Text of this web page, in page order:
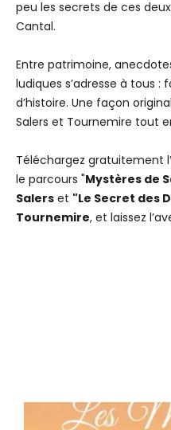
peu les secrets de ces
Cantal.
Entre patrimoine,
ludiques s’adresse à tous
d’histoire. Une façon
Salers et Tournemire tout
Téléchargez gratuitement
le parcours "Mystères de
Salers et "Le Secret des
Tournemire, et laissez